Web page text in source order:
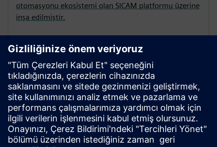
otomasyonu ekosistemi olan SICAM platformu üzerine
inşa edilmiştir.